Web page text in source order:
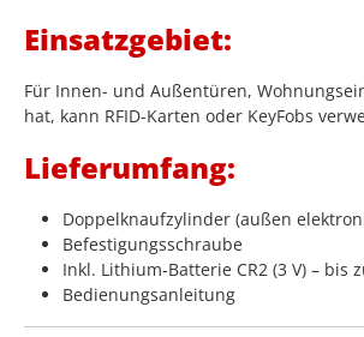
Einsatzgebiet:
Für Innen- und Außentüren,
hat, kann RFID-Karten oder KeyFobs
Lieferumfang:
Doppelknaufzylinder (außen
Befestigungsschraube
Inkl. Lithium-Batterie CR2 (3 V) – bis
Bedienungsanleitung